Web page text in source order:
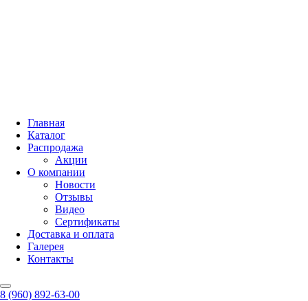
Главная
Каталог
Распродажа
Акции
О компании
Новости
Отзывы
Видео
Сертификаты
Доставка и оплата
Галерея
Контакты
8 (960) 892-63-00